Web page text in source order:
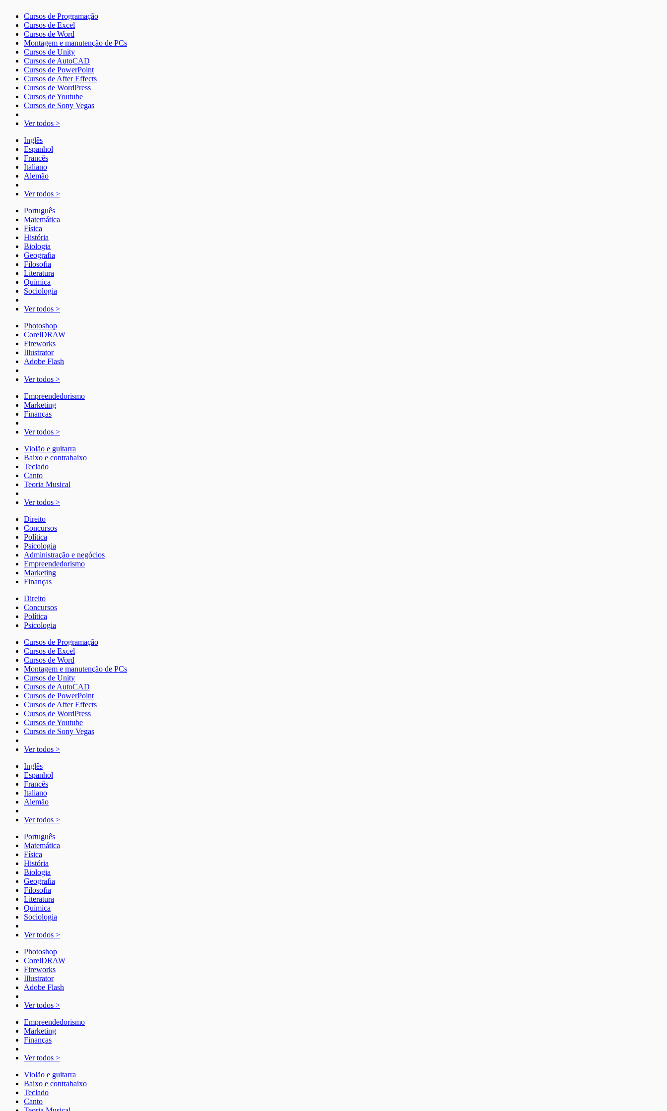
Cursos de Programação
Cursos de Excel
Cursos de Word
Montagem e manutenção de PCs
Cursos de Unity
Cursos de AutoCAD
Cursos de PowerPoint
Cursos de After Effects
Cursos de WordPress
Cursos de Youtube
Cursos de Sony Vegas
Ver todos >
Inglês
Espanhol
Francês
Italiano
Alemão
Ver todos >
Português
Matemática
Física
História
Biologia
Geografia
Filosofia
Literatura
Química
Sociologia
Ver todos >
Photoshop
CorelDRAW
Fireworks
Illustrator
Adobe Flash
Ver todos >
Empreendedorismo
Marketing
Finanças
Ver todos >
Violão e guitarra
Baixo e contrabaixo
Teclado
Canto
Teoria Musical
Ver todos >
Direito
Concursos
Política
Psicologia
Administração e negócios
Empreendedorismo
Marketing
Finanças
Direito
Concursos
Política
Psicologia
Cursos de Programação
Cursos de Excel
Cursos de Word
Montagem e manutenção de PCs
Cursos de Unity
Cursos de AutoCAD
Cursos de PowerPoint
Cursos de After Effects
Cursos de WordPress
Cursos de Youtube
Cursos de Sony Vegas
Ver todos >
Inglês
Espanhol
Francês
Italiano
Alemão
Ver todos >
Português
Matemática
Física
História
Biologia
Geografia
Filosofia
Literatura
Química
Sociologia
Ver todos >
Photoshop
CorelDRAW
Fireworks
Illustrator
Adobe Flash
Ver todos >
Empreendedorismo
Marketing
Finanças
Ver todos >
Violão e guitarra
Baixo e contrabaixo
Teclado
Canto